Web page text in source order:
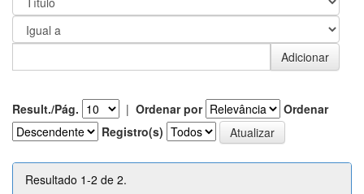
Result./Pág. | Ordenar por
Ordenar
Registro(s)
Resultado 1-2 de 2.